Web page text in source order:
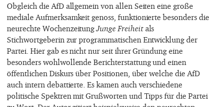
Obgleich die AfD allgemein von allen Seiten eine große
mediale Aufmerksamkeit genoss, funktionierte besonders die
neurechte WochenzeitungJunge Freiheitals
Stichwortgeberin zur programmatischen Entwicklung der
Partei. Hier gab es nicht nur seit ihrer Gründung eine
besonders wohlwollende Berichterstattung und einen
öffentlichen Diskurs über Positionen, über welche die AfD
auch intern debattierte. Es kamen auch verschiedene
politische Spektren mit Grußworten und Tipps für die Partei